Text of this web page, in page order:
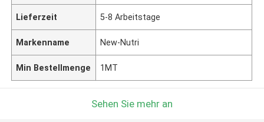
Lieferzeit 5-8 Arbeitstage
Markenname New-Nutri
Min Bestellmenge 1MT
Sehen Sie mehr an